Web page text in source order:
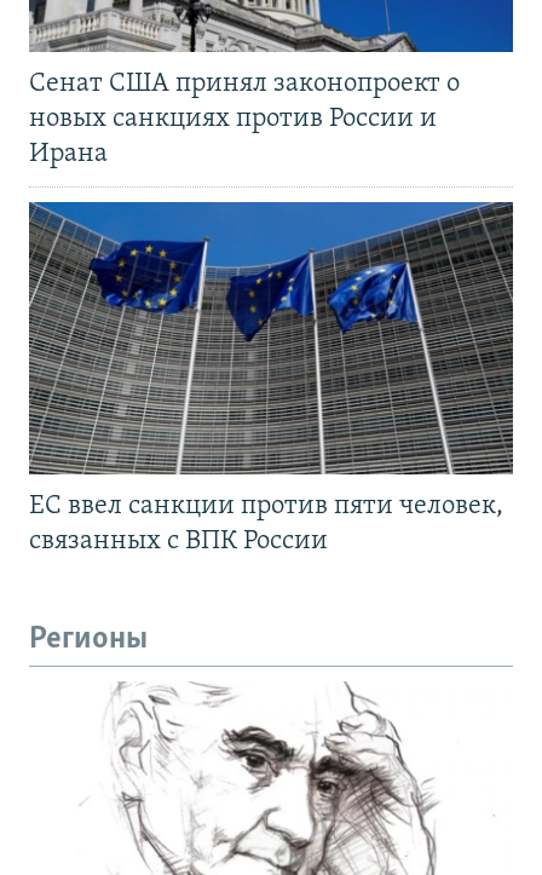
Сенат США принял законопроект о
новых санкциях против России и
Ирана
ЕС ввел санкции против пяти человек,
связанных с ВПК России
Регионы